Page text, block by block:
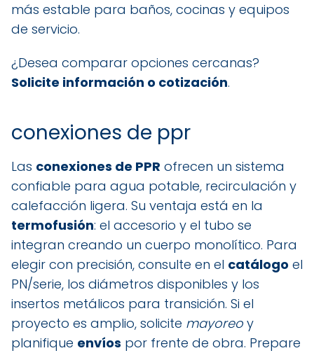
más estable para baños, cocinas y equipos
de servicio.
¿Desea comparar opciones cercanas?
Solicite información o cotización.
conexiones de ppr
Las conexiones de PPR ofrecen un sistema
confiable para agua potable, recirculación y
calefacción ligera. Su ventaja está en la
termofusión: el accesorio y el tubo se
integran creando un cuerpo monolítico. Para
elegir con precisión, consulte en el catálogo el
PN/serie, los diámetros disponibles y los
insertos metálicos para transición. Si el
proyecto es amplio, solicite mayoreo y
planifique envíos por frente de obra. Prepare